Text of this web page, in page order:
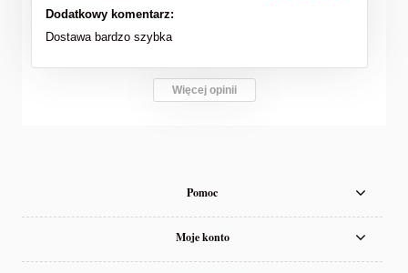
Dodatkowy komentarz:
Dostawa bardzo szybka
Więcej opinii
Pomoc
Moje konto